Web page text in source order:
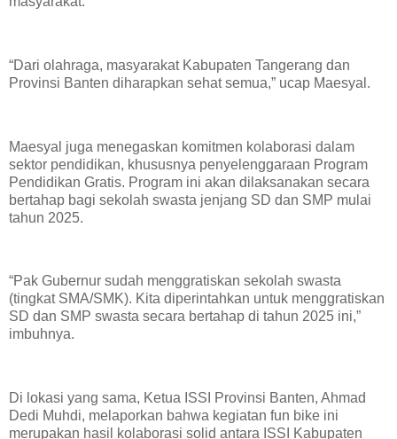
​“Dari olahraga, masyarakat Kabupaten Tangerang dan
Provinsi Banten diharapkan sehat semua,” ucap Maesyal.
​Maesyal juga menegaskan komitmen kolaborasi dalam
sektor pendidikan, khususnya penyelenggaraan Program
Pendidikan Gratis. Program ini akan dilaksanakan secara
bertahap bagi sekolah swasta jenjang SD dan SMP mulai
tahun 2025.
​“Pak Gubernur sudah menggratiskan sekolah swasta
(tingkat SMA/SMK). Kita diperintahkan untuk menggratiskan
SD dan SMP swasta secara bertahap di tahun 2025 ini,”
imbuhnya.
​Di lokasi yang sama, Ketua ISSI Provinsi Banten, Ahmad
Dedi Muhdi, melaporkan bahwa kegiatan fun bike ini
merupakan hasil kolaborasi solid antara ISSI Kabupaten